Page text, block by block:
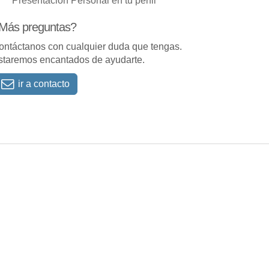
preguntas?
con cualquier duda que tengas.
encantados de ayudarte.
ir a contacto